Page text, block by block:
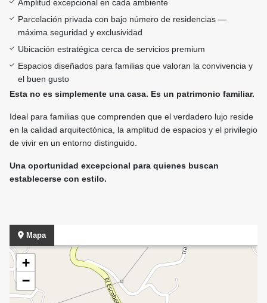
Amplitud excepcional en cada ambiente
Parcelación privada con bajo número de residencias —
máxima seguridad y exclusividad
Ubicación estratégica cerca de servicios premium
Espacios diseñados para familias que valoran la convivencia y
el buen gusto
Esta no es simplemente una casa. Es un patrimonio familiar.
Ideal para familias que comprenden que el verdadero lujo reside
en la calidad arquitectónica, la amplitud de espacios y el privilegio
de vivir en un entorno distinguido.
Una oportunidad excepcional para quienes buscan
establecerse con estilo.
Mapa
+
−